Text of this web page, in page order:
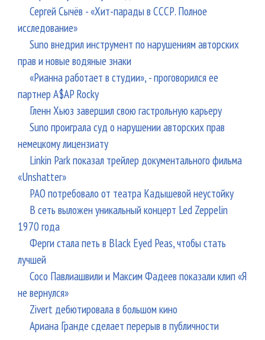
Сергей Сычёв - «Хит-парады в СССР. Полное
исследование»
Suno внедрил инструмент по нарушениям авторских
прав и новые водяные знаки
«Рианна работает в студии», - проговорился ее
партнер A$AP Rocky
Гленн Хьюз завершил свою гастрольную карьеру
Suno проиграла суд о нарушении авторских прав
немецкому лицензиату
Linkin Park показал трейлер документального фильма
«Unshatter»
РАО потребовало от театра Кадышевой неустойку
В сеть выложен уникальный концерт Led Zeppelin
1970 года
Ферги стала петь в Black Eyed Peas, чтобы стать
лучшей
Сосо Павлиашвили и Максим Фадеев показали клип «Я
не вернулся»
Zivert дебютировала в большом кино
Ариана Гранде сделает перерыв в публичности